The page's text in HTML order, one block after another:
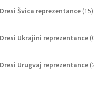
Dresi Švica reprezentance 15
Dresi Ukrajini reprezentance
Dresi Urugvaj reprezentance